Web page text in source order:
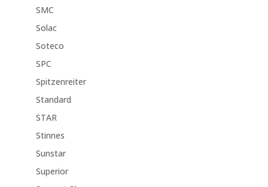
SMC
Solac
Soteco
SPC
Spitzenreiter
Standard
STAR
Stinnes
Sunstar
Superior